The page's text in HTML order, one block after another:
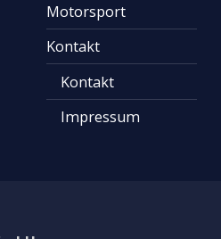
Motorsport
Kontakt
Kontakt
Impressum